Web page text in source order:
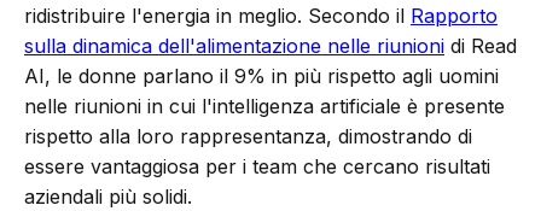
ridistribuire l'energia in meglio. Secondo il Rapporto
sulla dinamica dell'alimentazione nelle riunioni di Read
AI, le donne parlano il 9% in più rispetto agli uomini
nelle riunioni in cui l'intelligenza artificiale è presente
rispetto alla loro rappresentanza, dimostrando di
essere vantaggiosa per i team che cercano risultati
aziendali più solidi.